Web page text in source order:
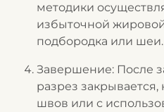
методики
избыточной
подбородка или шеи.
Завершение: После
разрез
швов или с